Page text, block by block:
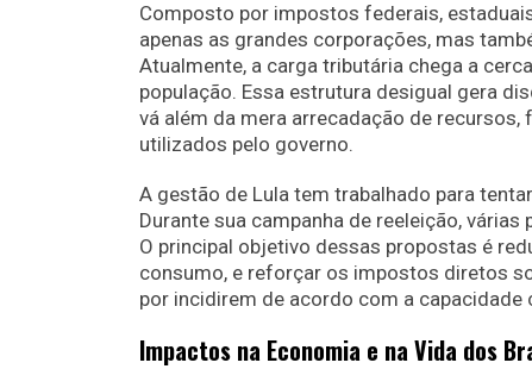
Composto por impostos federais,
apenas as grandes corporações, mas
Atualmente, a carga tributária chega a
população. Essa estrutura desigual gera
vá além da mera arrecadação de
utilizados pelo governo.
A gestão de Lula tem trabalhado para
Durante sua campanha de reeleição,
O principal objetivo dessas propostas é
consumo, e reforçar os impostos diretos
por incidirem de acordo com a capacidade
Impactos na Economia e na Vida dos